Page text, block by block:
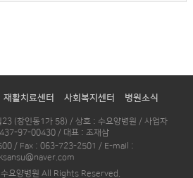
재활치료센터 사회복지센터 병원소식
23 (창인동1가 58) / 상호 : 수요양병원 / 사업자
97-00430 / 대표 : 조재삼
/ Fax : 063-723-2501 / E-mail :
요양병원 All Rights Reserved.